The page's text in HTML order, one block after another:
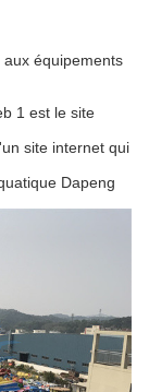
équipements
1 est le site
site internet qui
Dapeng